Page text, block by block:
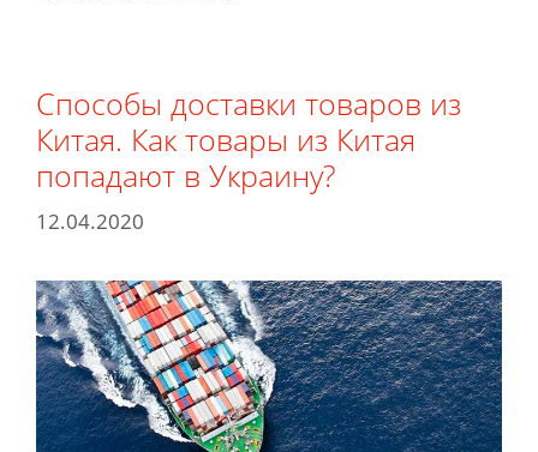
Способы доставки товаров из
Китая. Как товары из Китая
попадают в Украину?
12.04.2020